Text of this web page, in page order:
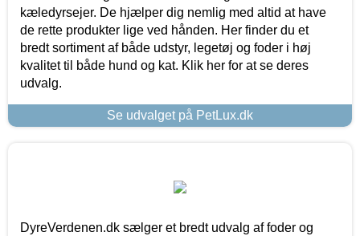
kæledyrsejer. De hjælper dig nemlig med altid at have
de rette produkter lige ved hånden. Her finder du et
bredt sortiment af både udstyr, legetøj og foder i høj
kvalitet til både hund og kat. Klik her for at se deres
udvalg.
Se udvalget på PetLux.dk
DyreVerdenen.dk sælger et bredt udvalg af foder og